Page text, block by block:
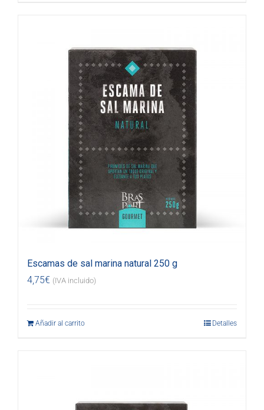
Escamas de sal marina natural 250 g
4,75€ (IVA incluido)
Añadir al carrito Detalles